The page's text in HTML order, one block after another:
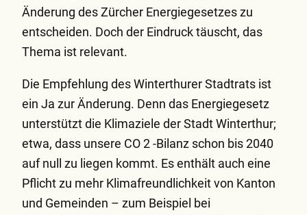
Änderung des Zürcher Energiegesetzes zu
entscheiden. Doch der Eindruck täuscht, das
Thema ist relevant.
Die Empfehlung des Winterthurer Stadtrats ist
ein Ja zur Änderung. Denn das Energiegesetz
unterstützt die Klimaziele der Stadt Winterthur;
etwa, dass unsere CO 2 -Bilanz schon bis 2040
auf null zu liegen kommt. Es enthält auch eine
Pflicht zu mehr Klimafreundlichkeit von Kanton
und Gemeinden – zum Beispiel bei